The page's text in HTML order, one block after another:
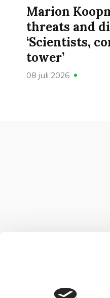
Marion
threats and
‘Scientists,
tower’
08 juli 2026